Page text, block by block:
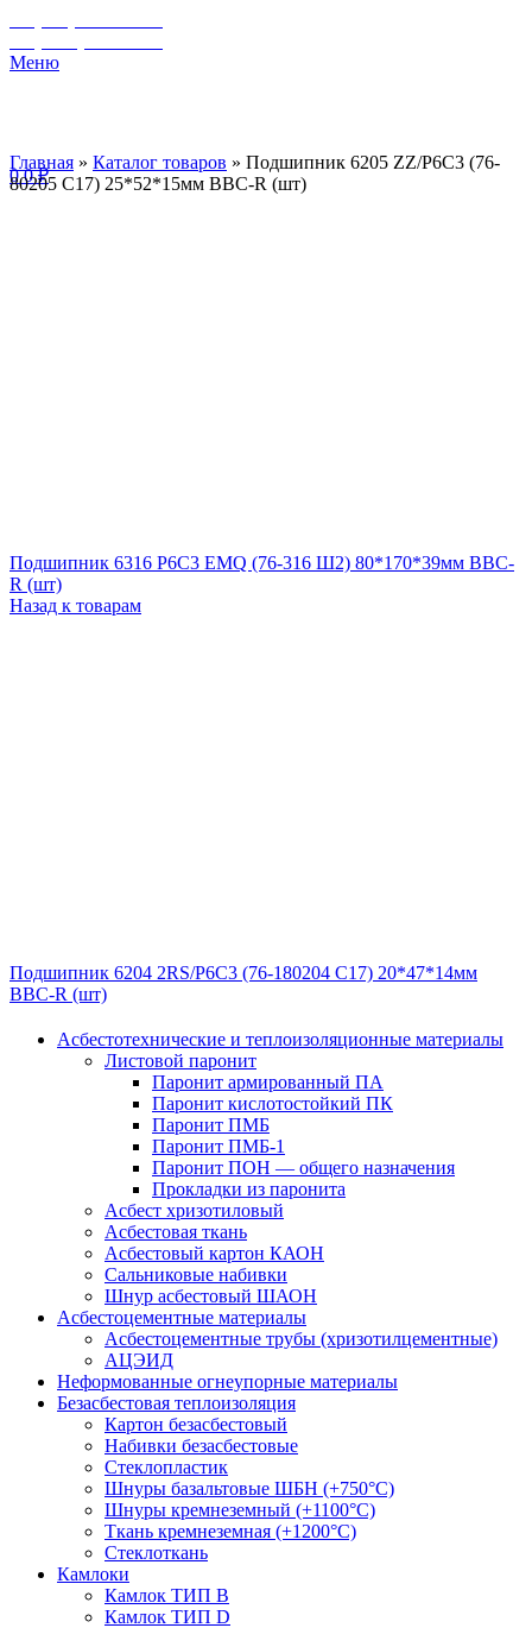
Меню
00₽
Главная » Каталог товаров » Подшипник 6205 ZZ/P6C3 (76-
80205 C17) 25*52*15мм BBC-R (шт)
Подшипник 6316 P6C3 EMQ (76-316 Ш2) 80*170*39мм BBC-
R (шт)
Назад к товарам
Подшипник 6204 2RS/P6C3 (76-180204 C17) 20*47*14мм
BBC-R (шт)
Асбестотехнические и теплоизоляционные материалы
Листовой паронит
Паронит армированный ПА
Паронит кислотостойкий ПК
Паронит ПМБ
Паронит ПМБ-1
Паронит ПОН — общего назначения
Прокладки из паронита
Асбест хризотиловый
Асбестовая ткань
Асбестовый картон КАОН
Сальниковые набивки
Шнур асбестовый ШАОН
Асбестоцементные материалы
Асбестоцементные трубы (хризотилцементные)
АЦЭИД
Неформованные огнеупорные материалы
Безасбестовая теплоизоляция
Картон безасбестовый
Набивки безасбестовые
Стеклопластик
Шнуры базальтовые ШБН (+750°С)
Шнуры кремнеземный (+1100°С)
Ткань кремнеземная (+1200°С)
Стеклоткань
Камлоки
Камлок ТИП B
Камлок ТИП D